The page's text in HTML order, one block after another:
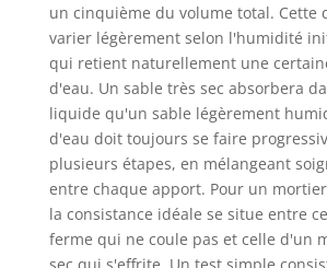
un cinquième du volume total. Cette
varier légèrement selon l'humidité
qui retient naturellement une
d'eau. Un sable très sec absorbera
liquide qu'un sable légèrement
d'eau doit toujours se faire
plusieurs étapes, en mélangeant
entre chaque apport. Pour un
la consistance idéale se situe entre
ferme qui ne coule pas et celle d'un
sec qui s'effrite. Un test simple